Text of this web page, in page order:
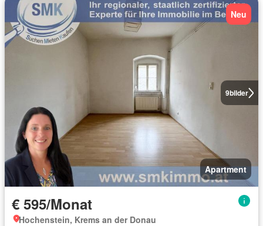
9bilder
Neu
Apartment
€ 595/Monat
Hochenstein, Krems an der Donau